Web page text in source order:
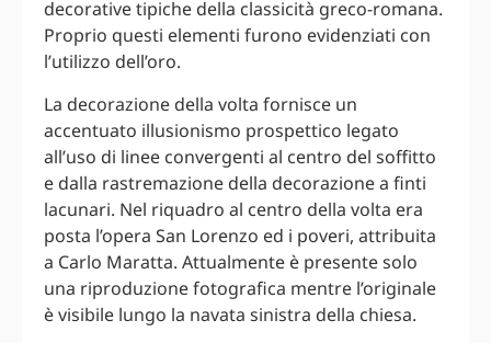
decorative tipiche della classicità greco-romana.
Proprio questi elementi furono evidenziati con
l’utilizzo dell’oro.
La decorazione della volta fornisce un
accentuato illusionismo prospettico legato
all’uso di linee convergenti al centro del soffitto
e dalla rastremazione della decorazione a finti
lacunari. Nel riquadro al centro della volta era
posta l’opera San Lorenzo ed i poveri, attribuita
a Carlo Maratta. Attualmente è presente solo
una riproduzione fotografica mentre l’originale
è visibile lungo la navata sinistra della chiesa.